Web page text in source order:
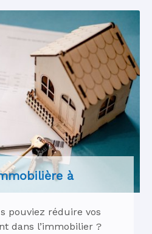
à
pouviez réduire vos
dans l’immobilier ?